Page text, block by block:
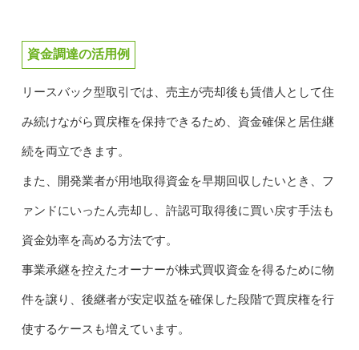
資金調達の活用例
リースバック型取引では、売主が売却後も賃借人として住
み続けながら買戻権を保持できるため、資金確保と居住継
続を両立できます。
また、開発業者が用地取得資金を早期回収したいとき、フ
ァンドにいったん売却し、許認可取得後に買い戻す手法も
資金効率を高める方法です。
事業承継を控えたオーナーが株式買収資金を得るために物
件を譲り、後継者が安定収益を確保した段階で買戻権を行
使するケースも増えています。